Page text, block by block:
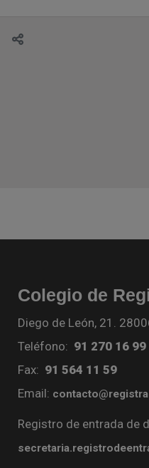
Colegio de
Diego de León, 21.
Teléfono: 91 270 16 99
Fax: 91 564 11 59
Email:
Registro de entrada de